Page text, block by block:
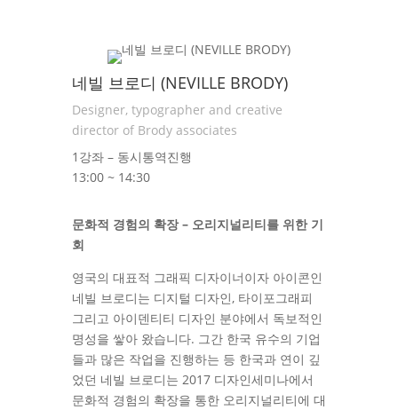
네빌 브로디 (NEVILLE BRODY)
Designer, typographer and creative
director of Brody associates
1강좌 – 동시통역진행
13:00 ~ 14:30
문화적 경험의 확장 – 오리지널리티를 위한 기
회
영국의 대표적 그래픽 디자이너이자 아이콘인
네빌 브로디는 디지털 디자인, 타이포그래피
그리고 아이덴티티 디자인 분야에서 독보적인
명성을 쌓아 왔습니다. 그간 한국 유수의 기업
들과 많은 작업을 진행하는 등 한국과 연이 깊
었던 네빌 브로디는 2017 디자인세미나에서
문화적 경험의 확장을 통한 오리지널리티에 대